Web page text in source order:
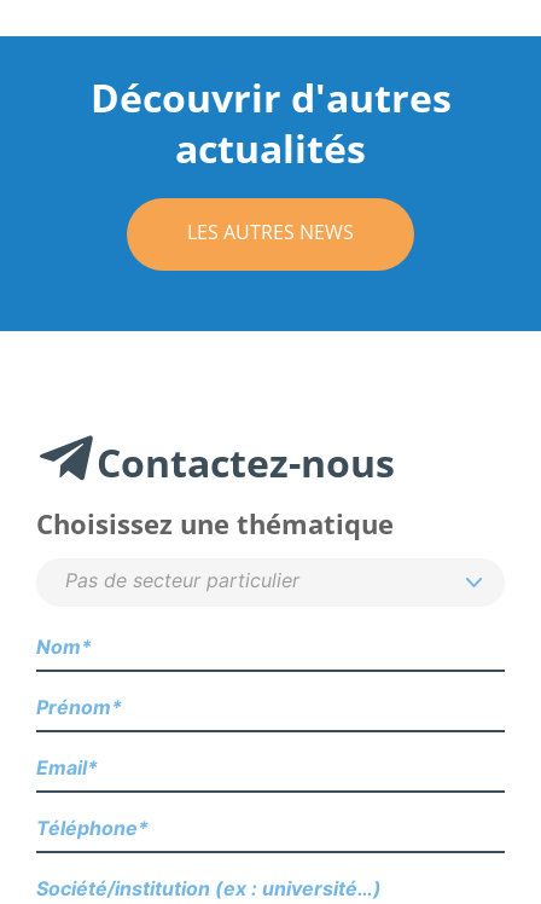
Découvrir d'autres
actualités
LES AUTRES NEWS
Contactez-nous
Choisissez une thématique